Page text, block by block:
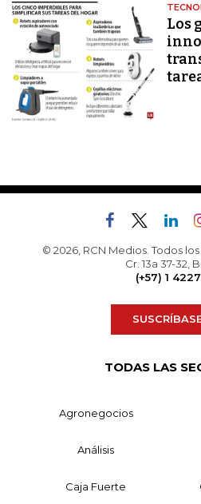
Los
© 2026, RCN Medios. Todos
Cr. 13a 37-32,
(+57) 1
TODAS LAS
Agronegocios
Análisis
Caja Fuerte